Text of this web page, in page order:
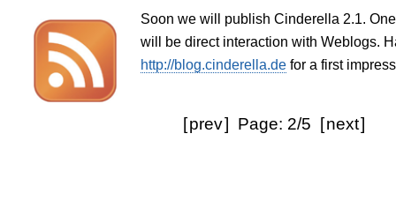
Soon we will publish Cinderella 2.1.
will be direct interaction with Weblogs.
http://blog.cinderella.de for a first
[prev] Page: 2/5 [next]